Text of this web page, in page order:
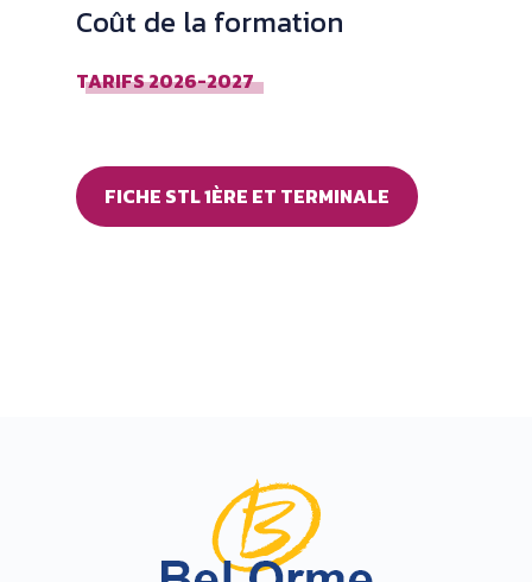
Coût de la formation
TARIFS 2026-2027
FICHE STL 1ÈRE ET TERMINALE